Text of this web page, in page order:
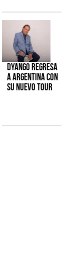
Dyango regresa
a Argentina con
su nuevo tour